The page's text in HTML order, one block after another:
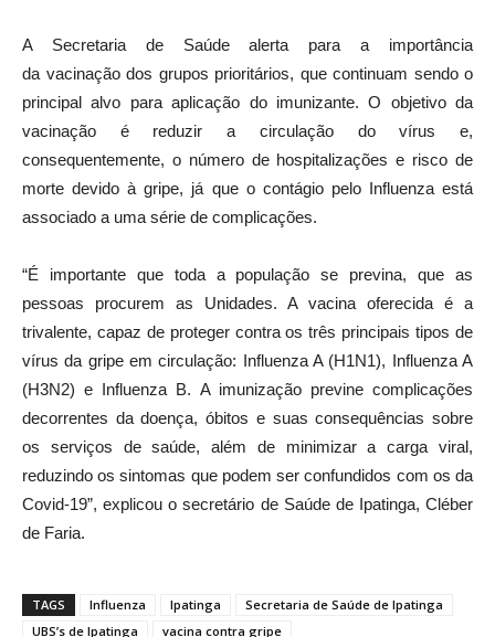
A Secretaria de Saúde alerta para a importância
da vacinação dos grupos prioritários, que continuam sendo o
principal alvo para aplicação do imunizante. O objetivo da
vacinação é reduzir a circulação do vírus e,
consequentemente, o número de hospitalizações e risco de
morte devido à gripe, já que o contágio pelo Influenza está
associado a uma série de complicações.
“É importante que toda a população se previna, que as
pessoas procurem as Unidades. A vacina oferecida é a
trivalente, capaz de proteger contra os três principais tipos de
vírus da gripe em circulação: Influenza A (H1N1), Influenza A
(H3N2) e Influenza B. A imunização previne complicações
decorrentes da doença, óbitos e suas consequências sobre
os serviços de saúde, além de minimizar a carga viral,
reduzindo os sintomas que podem ser confundidos com os da
Covid-19”, explicou o secretário de Saúde de Ipatinga, Cléber
de Faria.
TAGS Influenza Ipatinga
Secretaria de Saúde de Ipatinga
UBS’s de Ipatinga
vacina contra gripe